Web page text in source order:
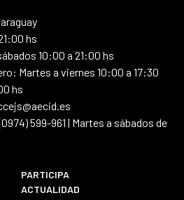
hs
10:00 a 21:00 hs
Martes a viernes 10:00 a 17:30
hs
599-961 | Martes a sábados de
PARTICIPA
ACTUALIDAD